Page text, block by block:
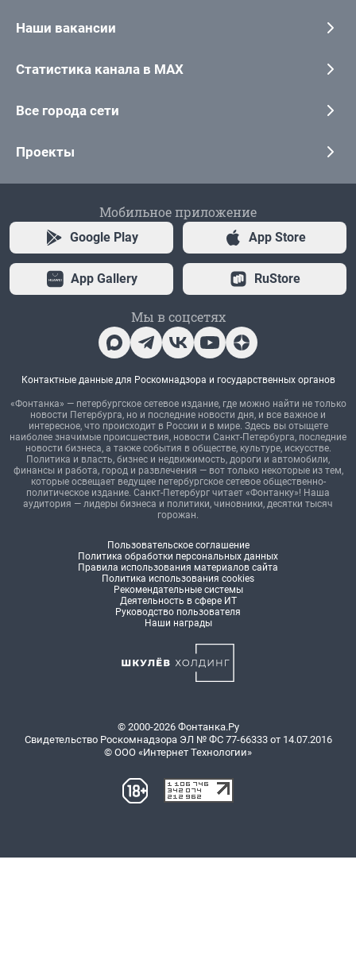
Наши вакансии
Статистика канала в MAX
Все города сети
Проекты
Мобильное приложение
Google Play App Store
App Gallery RuStore
Мы в соцсетях
Контактные данные для Роскомнадзора и государственных органов
«Фонтанка» — петербургское сетевое издание, где можно найти не только
новости Петербурга, но и последние новости дня, и все важное и
интересное, что происходит в России и в мире. Здесь вы отыщете
наиболее значимые происшествия, новости Санкт-Петербурга, последние
новости бизнеса, а также события в обществе, культуре, искусстве.
Политика и власть, бизнес и недвижимость, дороги и автомобили,
финансы и работа, город и развлечения — вот только некоторые из тем,
которые освещает ведущее петербургское сетевое общественно-
политическое издание. Санкт-Петербург читает «Фонтанку»! Наша
аудитория — лидеры бизнеса и политики, чиновники, десятки тысяч
горожан.
Пользовательское соглашение
Политика обработки персональных данных
Правила использования материалов сайта
Политика использования cookies
Рекомендательные системы
Деятельность в сфере ИТ
Руководство пользователя
Наши награды
© 2000-2026 Фонтанка.Ру
Свидетельство Роскомнадзора ЭЛ № ФС 77-66333 от 14.07.2016
© ООО «Интернет Технологии»